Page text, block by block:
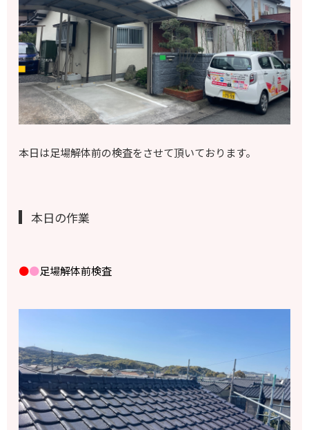
本日は足場解体前の検査をさせて頂いております。
本日の作業
●●足場解体前検査